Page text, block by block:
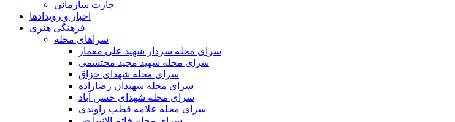
چارت سازمانی
اخبار و رویدادها
فرهنگی هنری
سراهای محله
سرای محله سردار شهید علی معمار
سرای محله شهید مجید محتشمی
سرای محله شهدای خزاق
سرای محله شهیدان رضازاده
سرای محله شهدای حسن آباد
سرای محله علامه قطب راوندی